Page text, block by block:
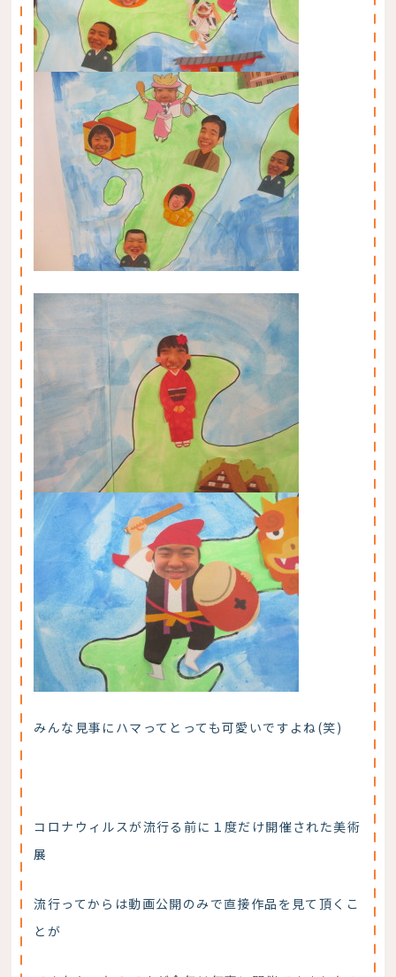
みんな見事にハマってとっても可愛いですよね(笑)
コロナウィルスが流行る前に１度だけ開催された美術
展
流行ってからは動画公開のみで直接作品を見て頂くこ
とが